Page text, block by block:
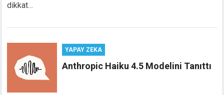
dikkat…
YAPAY ZEKA
Anthropic Haiku 4.5 Modelini Tanıttı